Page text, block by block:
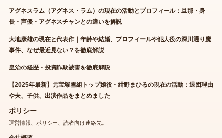
アグネスラム（アグネス・ラム）の現在の活動とプロフィール：旦那・身
長・声優・アグネスチャンとの違いを解説
大地康雄の現在と代表作｜年齢や結婚、プロフィールや犯人役の深川通り魔
事件、なぜ最近見ない？を徹底解説
皇治の経歴・投資詐欺被害を徹底解説
【2025年最新】元宝塚雪組トップ娘役・紺野まひるの現在の活動：退団理由
や夫、子供、出演作品をまとめました
ポリシー
運営情報、ポリシー、読者向け連絡先。